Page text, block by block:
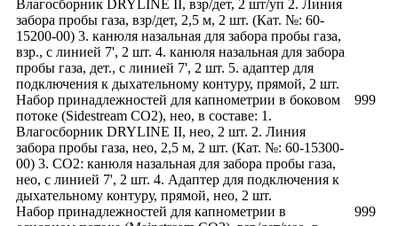
Влагосборник DRYLINE II, взр/дет, 2 шт/уп 2. Линия
забора пробы газа, взр/дет, 2,5 м, 2 шт. (Кат. №: 60-
15200-00) 3. канюля назальная для забора пробы газа,
взр., с линией 7', 2 шт. 4. канюля назальная для забора
пробы газа, дет., с линией 7', 2 шт. 5. адаптер для
подключения к дыхательному контуру, прямой, 2 шт.
Набор принадлежностей для капнометрии в боковом
потоке (Sidestream CO2), нео, в составе: 1.
Влагосборник DRYLINE II, нео, 2 шт. 2. Линия
забора пробы газа, нео, 2,5 м, 2 шт. (Кат. №: 60-15300-
00) 3. СО2: канюля назальная для забора пробы газа,
нео, с линией 7', 2 шт. 4. Адаптер для подключения к
дыхательному контуру, прямой, нео, 2 шт.
999
Набор принадлежностей для капнометрии в
999